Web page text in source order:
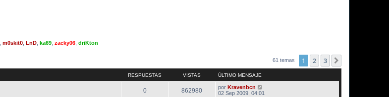
m0skit0 LnD ka69 zacky06 driKton
61 temas 1 2 3
RESPUESTAS VISTAS ÚLTIMO MENSAJE
0 862980 por Kravenbcn
02 Sep 2009, 04:01